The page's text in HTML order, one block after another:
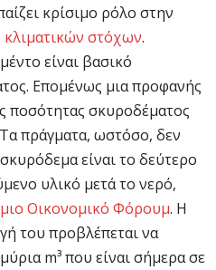
κρίσιμο ρόλο στην
στόχων.
είναι βασικό
Επομένως μια προφανής
ποσότητας σκυροδέματος
πράγματα, ωστόσο, δεν
είναι το δεύτερο
υλικό μετά το νερό,
Οικονομικό Φόρουμ. Η
του προβλέπεται να
m³ που είναι σήμερα σε